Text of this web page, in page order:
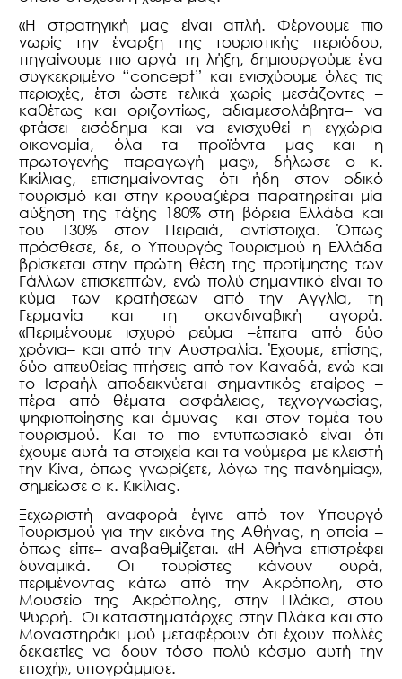
«Η στρατηγική μας είναι απλή. Φέρνουμε πιο
νωρίς την έναρξη της τουριστικής περιόδου,
πηγαίνουμε πιο αργά τη λήξη, δημιουργούμε ένα
συγκεκριμένο “concept” και ενισχύουμε όλες τις
περιοχές, έτσι ώστε τελικά χωρίς μεσάζοντες –
καθέτως και οριζοντίως, αδιαμεσολάβητα– να
φτάσει εισόδημα και να ενισχυθεί η εγχώρια
οικονομία, όλα τα προϊόντα μας και η
πρωτογενής παραγωγή μας», δήλωσε ο κ.
Κικίλιας, επισημαίνοντας ότι ήδη στον οδικό
τουρισμό και στην κρουαζιέρα παρατηρείται μία
αύξηση της τάξης 180% στη βόρεια Ελλάδα και
του 130% στον Πειραιά, αντίστοιχα. Όπως
πρόσθεσε, δε, ο Υπουργός Τουρισμού η Ελλάδα
βρίσκεται στην πρώτη θέση της προτίμησης των
Γάλλων επισκεπτών, ενώ πολύ σημαντικό είναι το
κύμα των κρατήσεων από την Αγγλία, τη
Γερμανία και τη σκανδιναβική αγορά.
«Περιμένουμε ισχυρό ρεύμα –έπειτα από δύο
χρόνια– και από την Αυστραλία. Έχουμε, επίσης,
δύο απευθείας πτήσεις από τον Καναδά, ενώ και
το Ισραήλ αποδεικνύεται σημαντικός εταίρος –
πέρα από θέματα ασφάλειας, τεχνογνωσίας,
ψηφιοποίησης και άμυνας– και στον τομέα του
τουρισμού. Και το πιο εντυπωσιακό είναι ότι
έχουμε αυτά τα στοιχεία και τα νούμερα με κλειστή
την Κίνα, όπως γνωρίζετε, λόγω της πανδημίας»,
σημείωσε ο κ. Κικίλιας.
Ξεχωριστή αναφορά έγινε από τον Υπουργό
Τουρισμού για την εικόνα της Αθήνας, η οποία –
όπως είπε– αναβαθμίζεται. «Η Αθήνα επιστρέφει
δυναμικά. Οι τουρίστες κάνουν ουρά,
περιμένοντας κάτω από την Ακρόπολη, στο
Μουσείο της Ακρόπολης, στην Πλάκα, στου
Ψυρρή. Οι καταστηματάρχες στην Πλάκα και στο
Μοναστηράκι μού μεταφέρουν ότι έχουν πολλές
δεκαετίες να δουν τόσο πολύ κόσμο αυτή την
εποχή», υπογράμμισε.